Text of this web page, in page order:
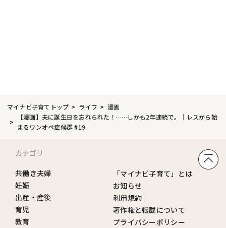
マイナビ子育てトップ ライフ
漫画
【漫画】夫に誕生日を忘れられた！……しかも2年連続で。｜レスから始
まるワンオペ症候群 #19
カテゴリ
共働き夫婦
妊娠
出産・産後
育児
教育
「マイナビ子育て」とは
お知らせ
利用規約
著作権と転載について
プライバシーポリシー